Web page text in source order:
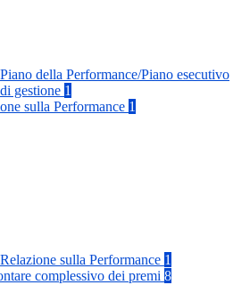
Piano della Performance/Piano esecutivo
di gestione 1
sulla Performance 1
Relazione sulla Performance 1
complessivo dei premi 8